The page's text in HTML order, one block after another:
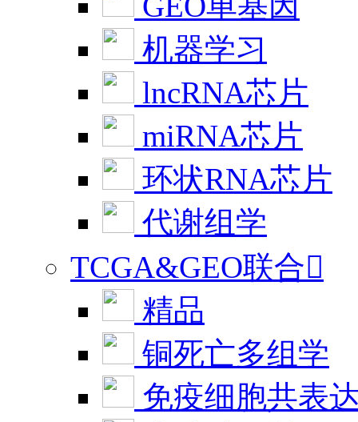
机器学习
lncRNA芯片
miRNA芯片
环状RNA芯片
代谢组学
TCGA&GEO联合
精品
铜死亡多组学
免疫细胞共表